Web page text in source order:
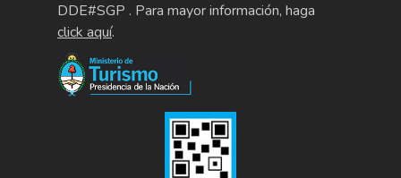
DDE#SGP . Para mayor información, haga
click aquí.